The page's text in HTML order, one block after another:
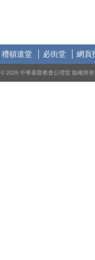
禮頓道堂 必街堂 網頁
© 2026 中華基督教會公理堂 版權所